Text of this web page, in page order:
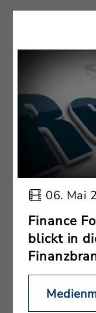
06. Mai
Finance
blickt in